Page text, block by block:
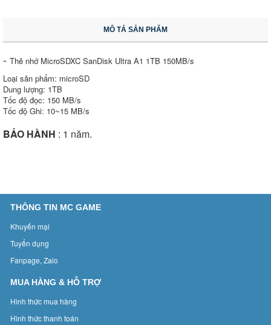
MÔ TẢ SẢN PHẨM
- Thẻ nhớ MicroSDXC SanDisk Ultra A1 1TB 150MB/s
Loại sản phẩm: microSD
Dung lượng: 1TB
Tốc độ đọc: 150 MB/s
Tốc độ Ghi: 10~15 MB/s
BẢO HÀNH : 1 năm.
THÔNG TIN MC GAME
Khuyến mại
Tuyển dụng
Fanpage, Zalo
MUA HÀNG & HỖ TRỢ
Hình thức mua hàng
Hình thức thanh toán